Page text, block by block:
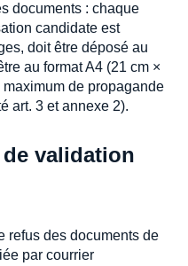
documents : chaque
candidate est
doit être déposé au
au format A4 (21 cm ×
de propagande
art. 3 et annexe 2).
validation
refus des documents de
par courrier